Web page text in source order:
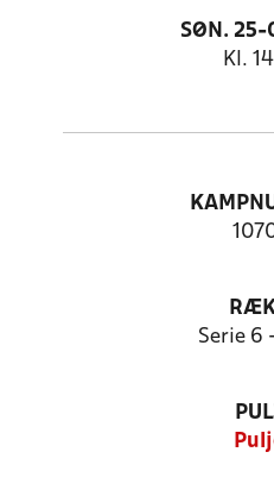
SØN.
Kl.
Serie 6